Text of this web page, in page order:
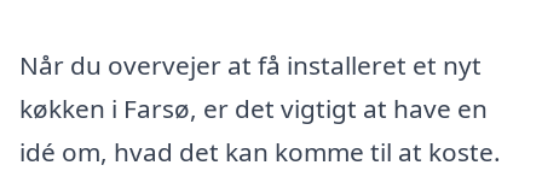
Når du overvejer at få installeret et nyt
køkken i Farsø, er det vigtigt at have en
idé om, hvad det kan komme til at koste.